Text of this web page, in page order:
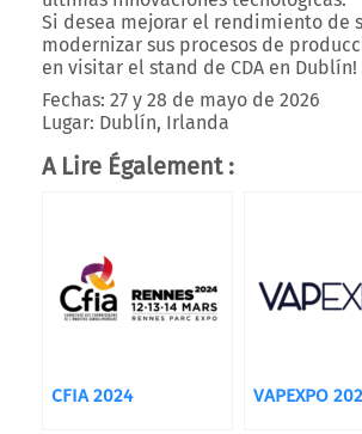
Si desea mejorar el rendimiento de
modernizar sus procesos de
en visitar el stand de CDA en Dublín!
Fechas: 27 y 28 de mayo de 2026
Lugar: Dublín, Irlanda
A Lire Également :
CFIA 2024 VAPEXPO